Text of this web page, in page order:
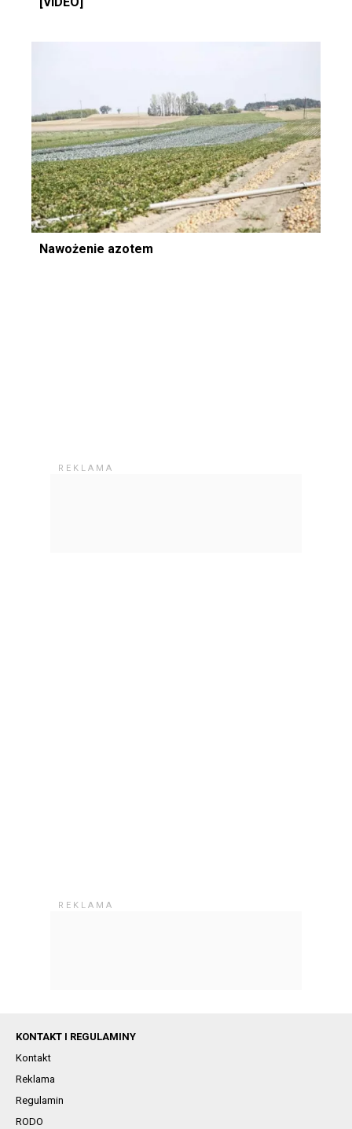
Nawożenie azotem
KONTAKT I REGULAMINY
Kontakt
Reklama
Regulamin
RODO